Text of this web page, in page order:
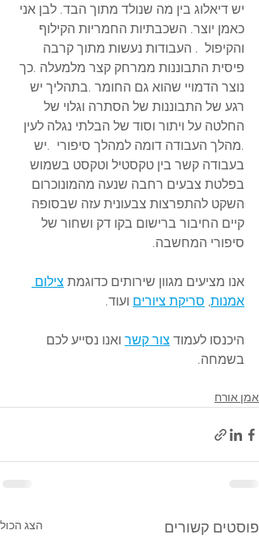
יש דיאלוג בין מה שנולד מתוך הבד. לבן אני
כאמן יוצר. השכבתיות החמריות הקילוף
והקיפול  . העבודות נעשות מתוך קרבה
פיסית התבוננות ממרחק קצר מלמעלה .כך
נוצר הדמויי שהוא גם החומר .בתהליך יש
רגע של התבוננות של הסתרה וגלוי של
החלטה על ויתור וסוד של הבלתי נגלה לעין
.מהלך העבודה דומה למהלך סיפורי  .יש
בעבודה קשר בין טקסטיל וטקסט בשמוש
בפלטת צבעים רחבה שנעה מהמונוכרום
השקט להתפרצות צבעונית עזה שבסופה
קיים החיבור ברישום בקו דק ושחור של
סיפורי המחשבה.
אנו מציעים מגוון שירותים כדוגמת צילום
אמנות, סריקת ציורים ועוד.
היכנסו לעמוד צור קשר ואנו נסייע לכם
בשמחה.
אמן אורח
פוסטים קשורים הצג הכול